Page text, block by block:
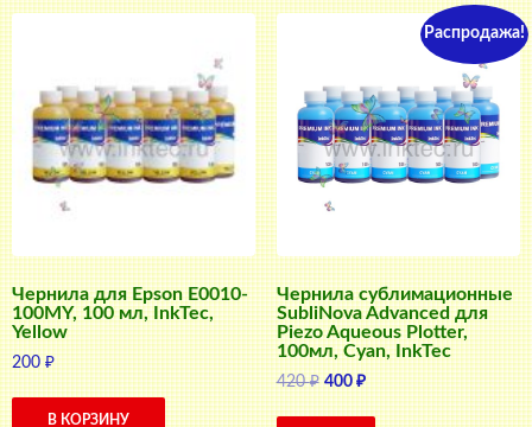
Чернила для Epson E0010-
100MY, 100 мл, InkTec,
Yellow
200₽
В КОРЗИНУ
Распродажа!
Чернила сублимационные
SubliNova Advanced для
Piezo Aqueous Plotter,
100мл, Cyan, InkTec
420₽ Первоначальная
цена
400₽Текущая
цена: